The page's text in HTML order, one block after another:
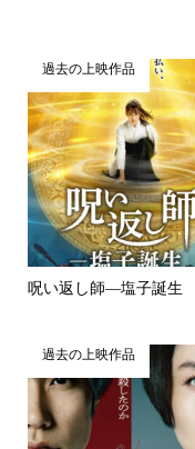
過去の上映作品
呪い返し師―塩子誕生
過去の上映作品